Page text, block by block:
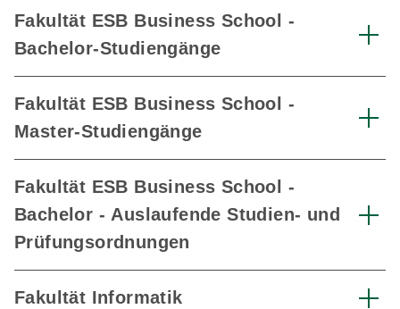
Fakultät ESB Business School -
Bachelor-Studiengänge
Fakultät ESB Business School -
Master-Studiengänge
Fakultät ESB Business School -
Bachelor - Auslaufende Studien- und
Prüfungsordnungen
Fakultät Informatik